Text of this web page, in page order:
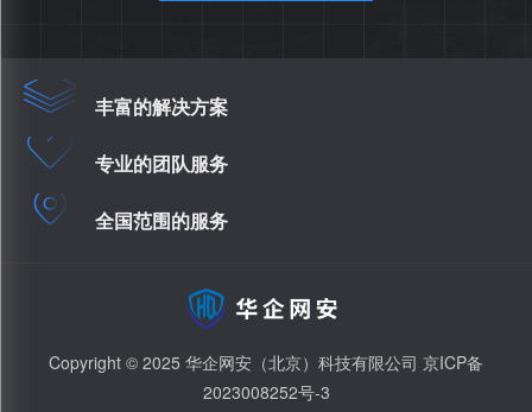
丰富的解决方案
专业的团队服务
全国范围的服务
Copyright © 2025 华企网安（北京）科技有限公司 京ICP备
2023008252号-3